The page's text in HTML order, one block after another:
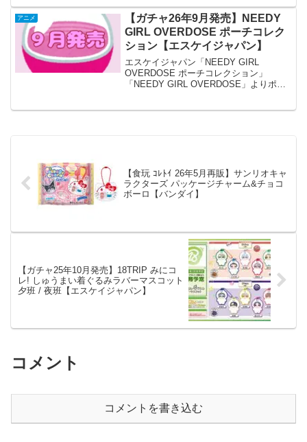
アニメ
【ガチャ26年9月発売】NEEDY
GIRL OVERDOSE ポーチコレク
ション【エスケイジャパン】
エスケイジャパン「NEEDY GIRL
OVERDOSE ポーチコレクション」
「NEEDY GIRL OVERDOSE」よりポー
【食玩 ｺﾚﾄｲ 26年5月再販】サンリオキャ
ラクターズ パッケージチャーム&チョコ
ボーロ【バンダイ】
【ガチャ25年10月発売】18TRIP みにコ
レ! しゅうまい着ぐるみラバーマスコット
夕班 / 夜班【エスケイジャパン】
コメント
コメントを書き込む